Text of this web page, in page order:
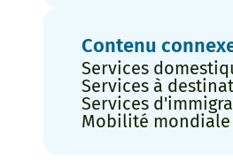
Contenu
Services
Services à
Services
Mobilité mondiale